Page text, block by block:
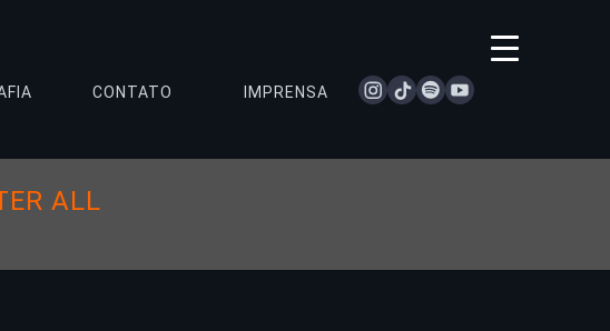
instagram
tiktokspotifyyoutube
CONTATO IMPRENSA
ALL